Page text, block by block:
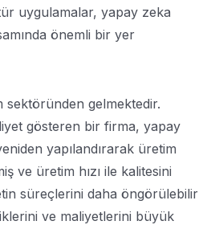
uygulamalar, yapay zeka
önemli bir yer
gelmektedir.
gösteren bir firma, yapay
yapılandırarak üretim
ve üretim hızı ile kalitesini
süreçlerini daha öngörülebilir
ve maliyetlerini büyük